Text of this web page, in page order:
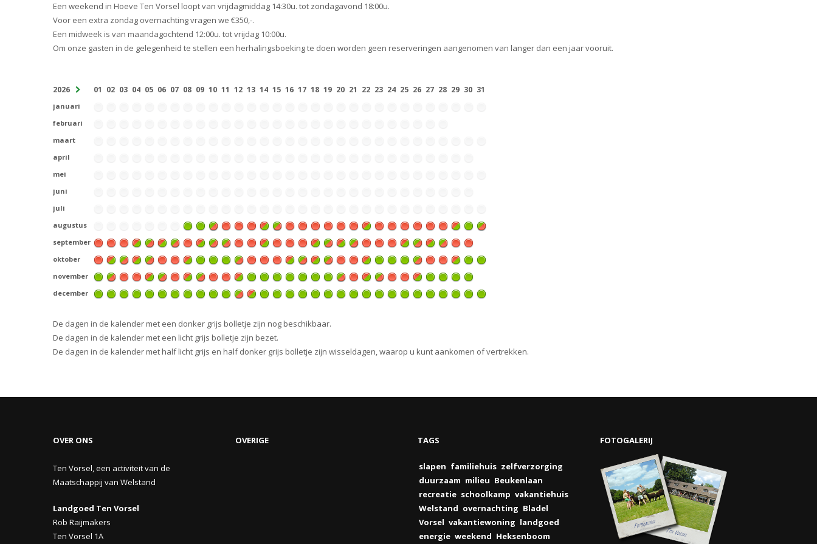
Een weekend in Hoeve Ten Vorsel loopt van vrijdagmiddag 14:30u. tot zondagavond 18:00u.
Voor een extra zondag overnachting vragen we €350,-.
Een midweek is van maandagochtend 12:00u. tot vrijdag 10:00u.
Om onze gasten in de gelegenheid te stellen een herhalingsboeking te doen worden geen reserveringen aangenomen van langer dan een jaar vooruit.
2026 01 02 03 04 05 06 07 08 09 10 11 12 13 14 15 16 17 18 19 20 21 22 23 24 25 26 27 28 29 30 31
januari
februari
maart
april
mei
juni
juli
augustus
september
oktober
november
december
De dagen in de kalender met een donker grijs bolletje zijn nog beschikbaar.
De dagen in de kalender met een licht grijs bolletje zijn bezet.
De dagen in de kalender met half licht grijs en half donker grijs bolletje zijn wisseldagen, waarop u kunt aankomen of vertrekken.
OVER ONS
Ten Vorsel, een activiteit van de
Maatschappij van Welstand
Landgoed Ten Vorsel
Rob Raijmakers
Ten Vorsel 1A
OVERIGE TAGS
slapen familiehuis zelfverzorging
duurzaam milieu Beukenlaan
recreatie schoolkamp vakantiehuis
Welstand overnachting Bladel
Vorsel vakantiewoning landgoed
energie weekend Heksenboom
FOTOGALERIJ